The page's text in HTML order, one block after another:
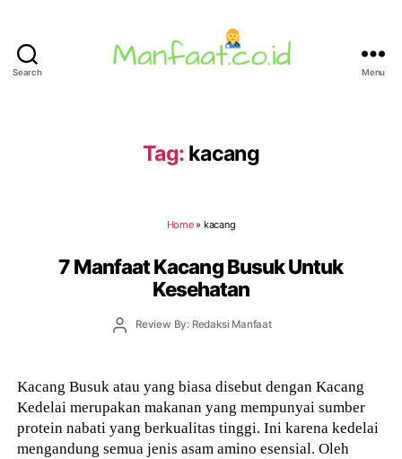
Search Menu
Tag: kacang
Home» kacang
7 Manfaat Kacang Busuk Untuk
Kesehatan
PostReview By: Redaksi Manfaat
Kacang Busuk atau yang biasa disebut dengan Kacang
Kedelai merupakan makanan yang mempunyai sumber
protein nabati yang berkualitas tinggi. Ini karena kedelai
mengandung semua jenis asam amino esensial. Oleh